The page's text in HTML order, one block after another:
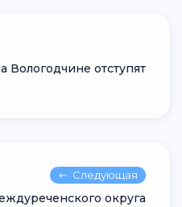
отступят
Следующая
округа